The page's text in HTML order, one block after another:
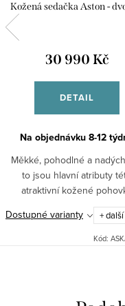
Kožená sedačka Aston -
30 990 Kč
DETAIL
Na objednávku 8-12
Měkké, pohodlné a
to jsou hlavní atributy
atraktivní kožené
ASTON. Nosný rám je
masivního tvrdého dřeva
dlouhou životností. Sedáky
Dostupné varianty + další
Kód: